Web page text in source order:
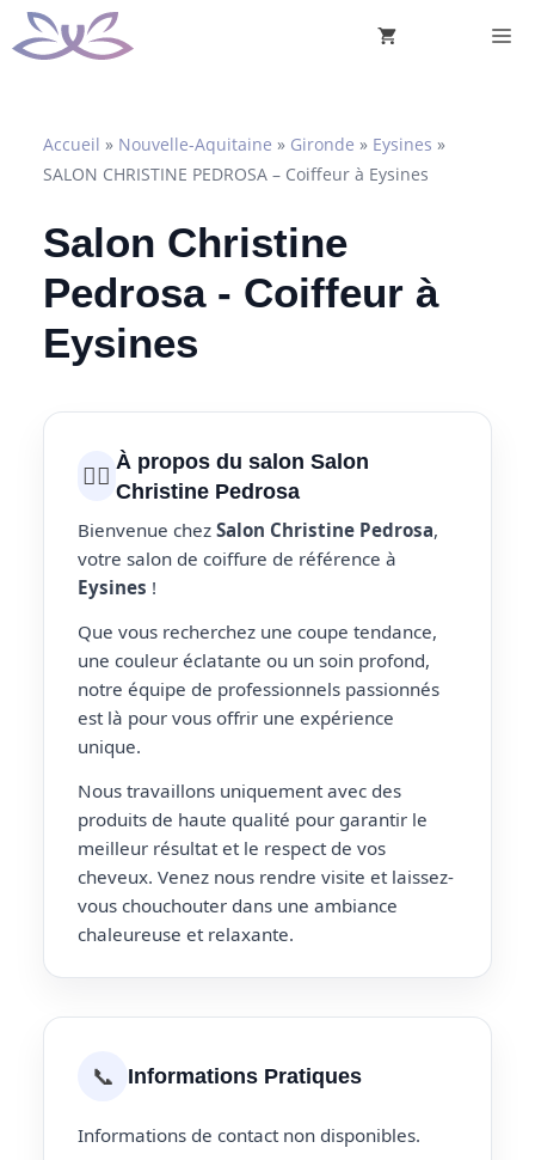
Aller
au
Accueil » Nouvelle-Aquitaine » Gironde » Eysines »
SALON CHRISTINE PEDROSA – Coiffeur à Eysines
Salon Christine
Pedrosa - Coiffeur à
Eysines
💇‍♀️ À propos du salon Salon
Christine Pedrosa
Bienvenue chez Salon Christine Pedrosa,
votre salon de coiffure de référence à
Eysines !
Que vous recherchez une coupe tendance,
une couleur éclatante ou un soin profond,
notre équipe de professionnels passionnés
est là pour vous offrir une expérience
unique.
Nous travaillons uniquement avec des
produits de haute qualité pour garantir le
meilleur résultat et le respect de vos
cheveux. Venez nous rendre visite et laissez-
vous chouchouter dans une ambiance
chaleureuse et relaxante.
📞 Informations Pratiques
Informations de contact non disponibles.